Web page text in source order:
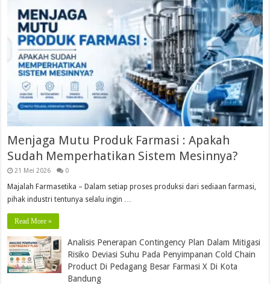
Menjaga Mutu Produk Farmasi : Apakah
Sudah Memperhatikan Sistem Mesinnya?
21 Mei 2026 0
Majalah Farmasetika – Dalam setiap proses produksi dari sediaan farmasi,
pihak industri tentunya selalu ingin …
Read More »
Analisis Penerapan Contingency Plan Dalam Mitigasi
Risiko Deviasi Suhu Pada Penyimpanan Cold Chain
Product Di Pedagang Besar Farmasi X Di Kota
Bandung